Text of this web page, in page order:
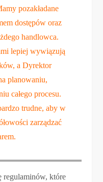
pozakładane
dostępów oraz
handlowca.
lepiej wywiązują
a Dyrektor
planowaniu,
całego procesu.
trudne, aby w
zarządzać
regulaminów, które